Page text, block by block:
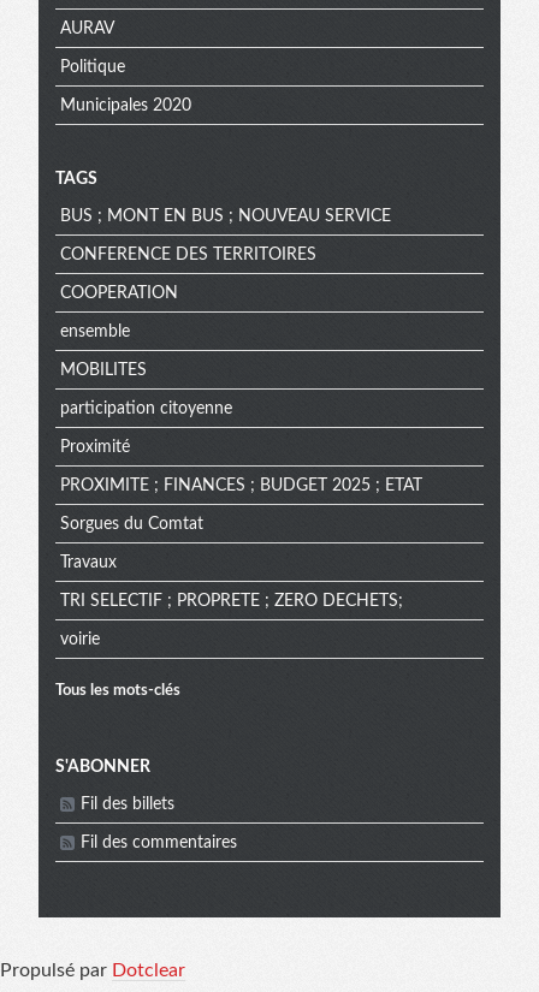
AURAV
Politique
Municipales 2020
TAGS
BUS ; MONT EN BUS ; NOUVEAU SERVICE
CONFERENCE DES TERRITOIRES
COOPERATION
ensemble
MOBILITES
participation citoyenne
Proximité
PROXIMITE ; FINANCES ; BUDGET 2025 ; ETAT
Sorgues du Comtat
Travaux
TRI SELECTIF ; PROPRETE ; ZERO DECHETS;
voirie
Tous les mots-clés
Menu
extra
S'ABONNER
Fil des billets
Fil des commentaires
Propulsé par Dotclear